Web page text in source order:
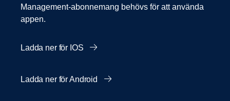
Management-abonnemang behövs för att använda
appen.
Ladda ner för IOS
Ladda ner för Android